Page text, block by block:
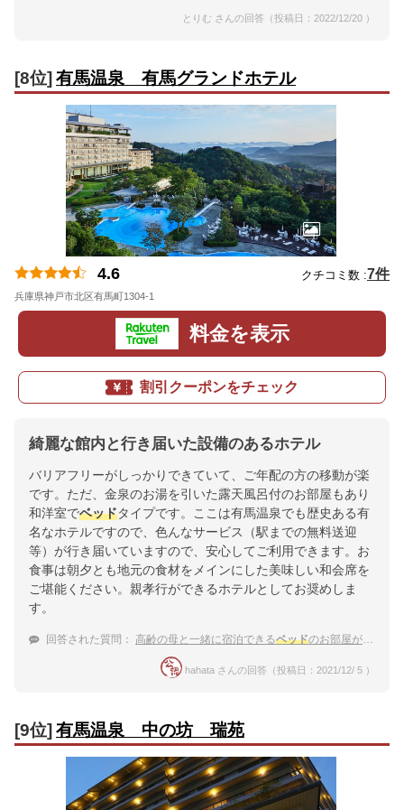
とりむ さんの回答（投稿日：2022/12/20 ）
[8位]有馬温泉 有馬グランドホテル
4.6 クチコミ数 :7件
兵庫県神戸市北区有馬町1304-1
料金を表示
割引クーポンをチェック
綺麗な館内と行き届いた設備のあるホテル
バリアフリーがしっかりできていて、ご年配の方の移動が楽
です。ただ、金泉のお湯を引いた露天風呂付のお部屋もあり
和洋室でベッドタイプです。ここは有馬温泉でも歴史ある有
名なホテルですので、色んなサービス（駅までの無料送迎
等）が行き届いていますので、安心してご利用できます。お
食事は朝夕とも地元の食材をメインにした美味しい和会席を
ご堪能ください。親孝行ができるホテルとしてお奨めしま
す。
回答された質問： 高齢の母と一緒に宿泊できるベッドのお部屋がある有馬温泉の宿はどこ？
hahata さんの回答（投稿日：2021/12/ 5 ）
[9位] 有馬温泉 中の坊 瑞苑